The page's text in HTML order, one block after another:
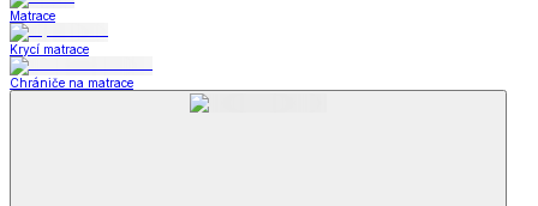
Matrace
Krycí matrace
Chrániče na matrace